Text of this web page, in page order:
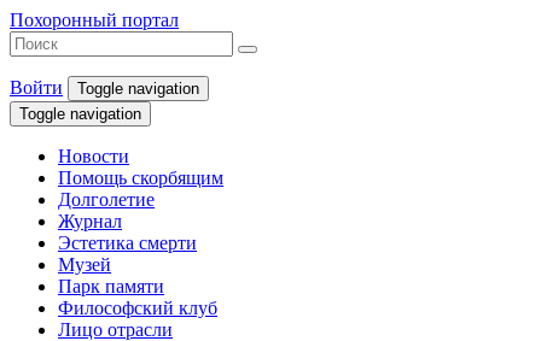
Похоронный портал
Войти
Toggle navigation
Toggle navigation
Новости
Помощь скорбящим
Долголетие
Журнал
Эстетика смерти
Музей
Парк памяти
Философский клуб
Лицо отрасли